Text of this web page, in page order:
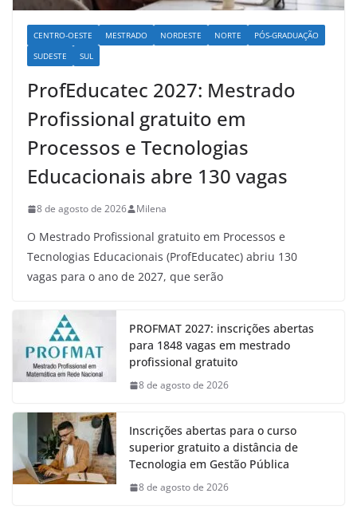
CENTRO-OESTE MESTRADO NORDESTE NORTE
PÓS-GRADUAÇÃO
SUDESTE
SUL
ProfEducatec 2027: Mestrado
Profissional gratuito em
Processos e Tecnologias
Educacionais abre 130 vagas
8 de agosto de 2026 Milena
O Mestrado Profissional gratuito em Processos e
Tecnologias Educacionais (ProfEducatec) abriu 130
vagas para o ano de 2027, que serão
PROFMAT 2027: inscrições abertas
para 1848 vagas em mestrado
profissional gratuito
8 de agosto de 2026
Inscrições abertas para o curso
superior gratuito a distância de
Tecnologia em Gestão Pública
8 de agosto de 2026